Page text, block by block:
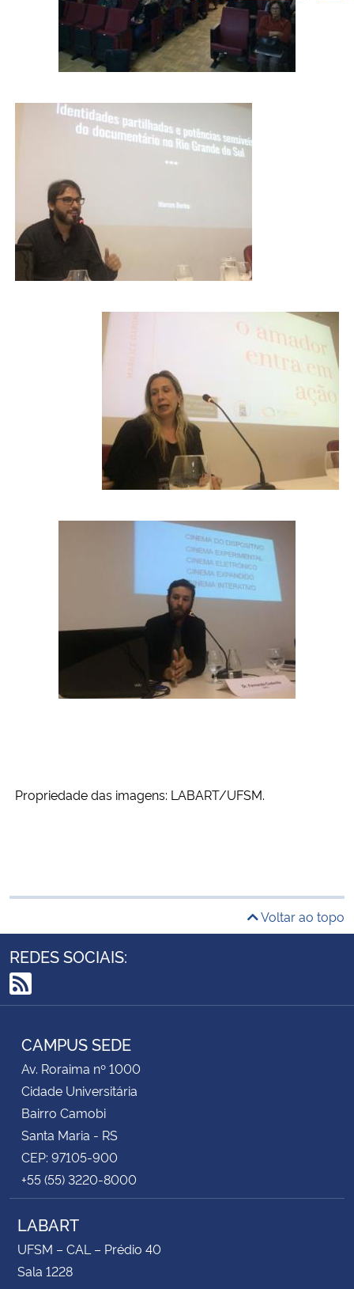
Propriedade das imagens: LABART/UFSM.
Voltar ao topo
REDES SOCIAIS:
RSS
CAMPUS SEDE
Av. Roraima nº 1000
Cidade Universitária
Bairro Camobi
Santa Maria - RS
CEP: 97105-900
+55 (55) 3220-8000
LABART
UFSM – CAL – Prédio 40
Sala 1228